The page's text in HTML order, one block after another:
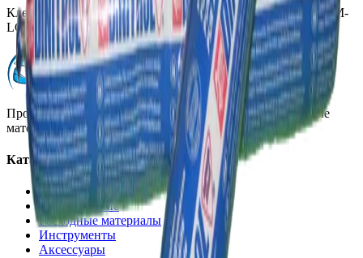
Клей герметик для стекла полиуретановый 600 мл, 9100 HM-
LC, Dinitrol
Профессиональная автохимия, оборудование и расходные
материалы для детейлинга.
Каталог
Автохимия
Оборудование
Расходные материалы
Инструменты
Аксессуары